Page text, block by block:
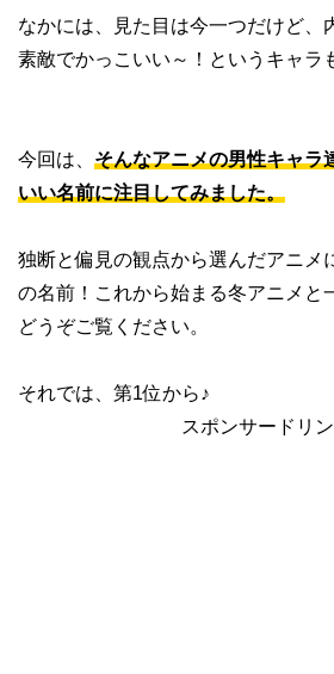
なかには、見た目は今一つだけど、
素敵でかっこいい～！というキャラ
今回は、 そんなアニメの男性キャラ
いい名前に注目してみました。
独断と偏見の観点から選んだアニメ
の名前！これから始まる冬アニメと
どうぞご覧ください。
それでは、第1位から♪
スポンサードリ